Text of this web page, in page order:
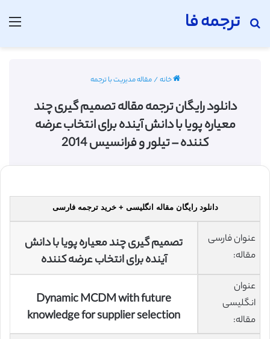
ترجمه فا
جستجو برای
خانه/مقاله مدیریت با ترجمه
دانلود رایگان ترجمه مقاله تصمیم گیری چند
معیاره پویا با دانش آینده برای انتخاب عرضه
کننده – تیلور و فرانسیس 2014
دانلود رایگان مقاله انگلیسی + خرید ترجمه فارسی
عنوان فارسی
مقاله:
تصمیم گیری چند معیاره پویا با دانش
آینده برای انتخاب عرضه کننده
عنوان
انگلیسی
مقاله:
Dynamic MCDM with future
knowledge for supplier selection